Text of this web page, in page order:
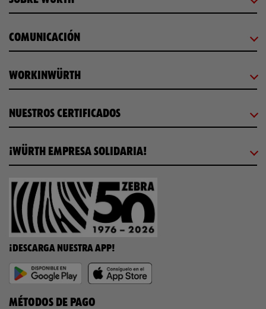
COMUNICACIÓN
WORKINWÜRTH
NUESTROS CERTIFICADOS
¡WÜRTH EMPRESA SOLIDARIA!
¡DESCARGA NUESTRA APP!
MÉTODOS DE PAGO